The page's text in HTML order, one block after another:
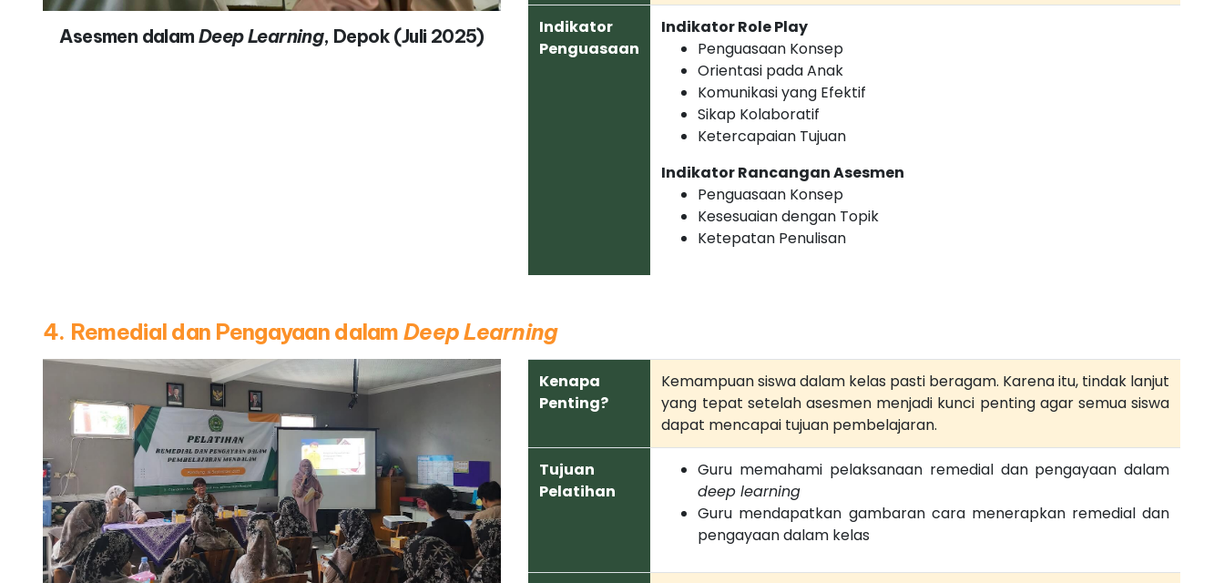
Asesmen dalamDeep Learning, Depok (Juli 2025)
Indikator
Penguasaan
Indikator Role Play
Penguasaan Konsep
Orientasi pada Anak
Komunikasi yang Efektif
Sikap Kolaboratif
Ketercapaian Tujuan
Indikator Rancangan Asesmen
Penguasaan Konsep
Kesesuaian dengan Topik
Ketepatan Penulisan
4. Remedial dan Pengayaan dalam Deep Learning
Kenapa
Penting?
Kemampuan siswa dalam kelas pasti beragam. Karena itu, tindak lanjut
yang tepat setelah asesmen menjadi kunci penting agar semua siswa
dapat mencapai tujuan pembelajaran.
Tujuan
Pelatihan
Guru memahami pelaksanaan remedial dan pengayaan dalam
deep learning
Guru mendapatkan gambaran cara menerapkan remedial dan
pengayaan dalam kelas